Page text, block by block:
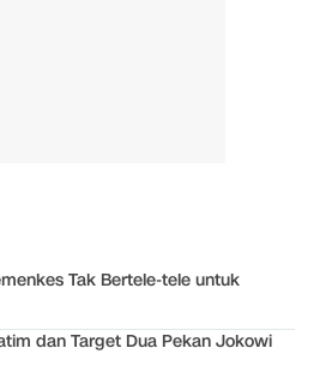
Tak Bertele-tele untuk
dan Target Dua Pekan Jokowi